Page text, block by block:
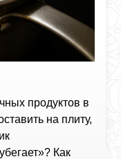
продуктов в
на плиту,
Как